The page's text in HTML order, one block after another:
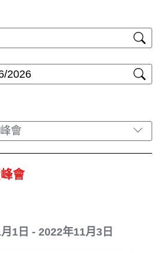
會
會
1日 - 2022年11月3日